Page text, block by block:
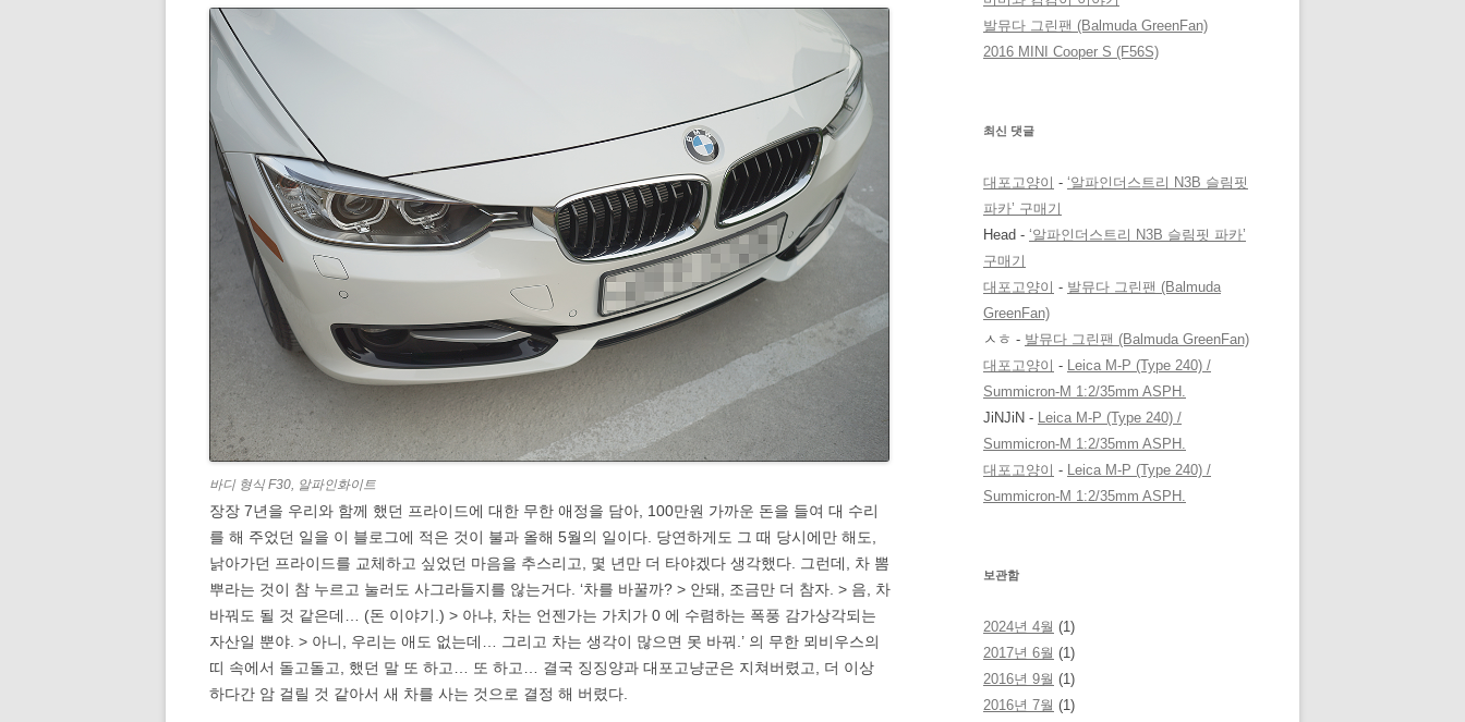
바디 형식 F30, 알파인화이트
장장 7년을 우리와 함께 했던 프라이드에 대한 무한 애정을 담아, 100만원 가까운 돈을 들여 대 수리
를 해 주었던 일을 이 블로그에 적은 것이 불과 올해 5월의 일이다. 당연하게도 그 때 당시에만 해도,
낡아가던 프라이드를 교체하고 싶었던 마음을 추스리고, 몇 년만 더 타야겠다 생각했다. 그런데, 차 뽐
뿌라는 것이 참 누르고 눌러도 사그라들지를 않는거다. ‘차를 바꿀까? > 안돼, 조금만 더 참자. > 음, 차
바꿔도 될 것 같은데… (돈 이야기.) > 아냐, 차는 언젠가는 가치가 0 에 수렴하는 폭풍 감가상각되는
자산일 뿐야. > 아니, 우리는 애도 없는데… 그리고 차는 생각이 많으면 못 바꿔.’ 의 무한 뫼비우스의
띠 속에서 돌고돌고, 했던 말 또 하고… 또 하고… 결국 징징양과 대포고냥군은 지쳐버렸고, 더 이상
하다간 암 걸릴 것 같아서 새 차를 사는 것으로 결정 해 버렸다.
발뮤다 그린팬 (Balmuda GreenFan)
2016 MINI Cooper S (F56S)
최신 댓글
대포고양이 - ‘알파인더스트리 N3B 슬림핏
파카’ 구매기
Head - ‘알파인더스트리 N3B 슬림핏 파카’
구매기
대포고양이 - 발뮤다 그린팬 (Balmuda
GreenFan)
ㅅㅎ - 발뮤다 그린팬 (Balmuda GreenFan)
대포고양이 - Leica M-P (Type 240) /
Summicron-M 1:2/35mm ASPH.
JiNJiN - Leica M-P (Type 240) /
Summicron-M 1:2/35mm ASPH.
대포고양이 - Leica M-P (Type 240) /
Summicron-M 1:2/35mm ASPH.
보관함
2024년 4월 (1)
2017년 6월 (1)
2016년 9월 (1)
2016년 7월 (1)